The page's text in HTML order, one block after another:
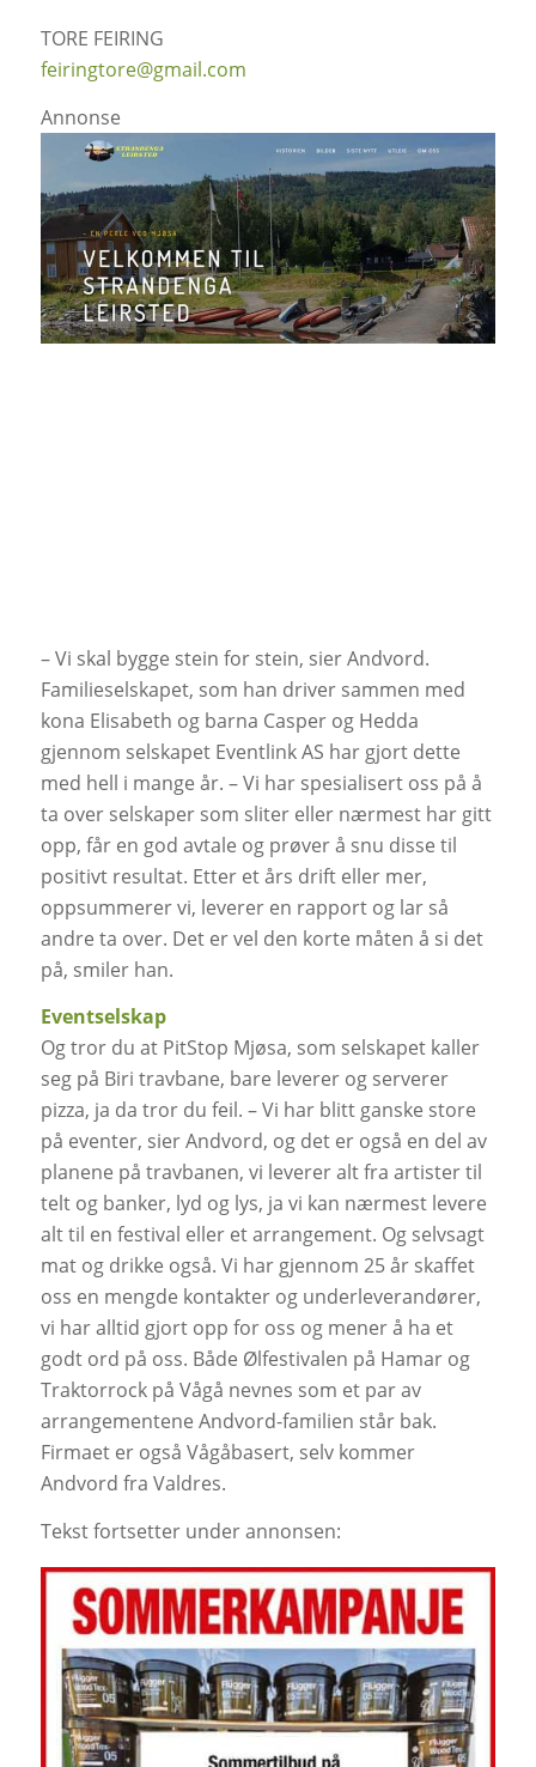
TORE FEIRING
feiringtore@gmail.com
Annonse
– Vi skal bygge stein for stein, sier Andvord.
Familieselskapet, som han driver sammen med
kona Elisabeth og barna Casper og Hedda
gjennom selskapet Eventlink AS har gjort dette
med hell i mange år. – Vi har spesialisert oss på å
ta over selskaper som sliter eller nærmest har gitt
opp, får en god avtale og prøver å snu disse til
positivt resultat. Etter et års drift eller mer,
oppsummerer vi, leverer en rapport og lar så
andre ta over. Det er vel den korte måten å si det
på, smiler han.
Eventselskap
Og tror du at PitStop Mjøsa, som selskapet kaller
seg på Biri travbane, bare leverer og serverer
pizza, ja da tror du feil. – Vi har blitt ganske store
på eventer, sier Andvord, og det er også en del av
planene på travbanen, vi leverer alt fra artister til
telt og banker, lyd og lys, ja vi kan nærmest levere
alt til en festival eller et arrangement. Og selvsagt
mat og drikke også. Vi har gjennom 25 år skaffet
oss en mengde kontakter og underleverandører,
vi har alltid gjort opp for oss og mener å ha et
godt ord på oss. Både Ølfestivalen på Hamar og
Traktorrock på Vågå nevnes som et par av
arrangementene Andvord-familien står bak.
Firmaet er også Vågåbasert, selv kommer
Andvord fra Valdres.
Tekst fortsetter under annonsen: